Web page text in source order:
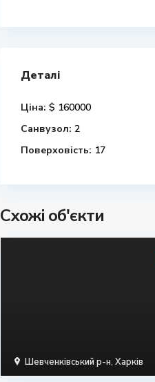
Деталі
Ціна: $ 160000
Санвузол: 2
Поверховість: 17
Схожі об'єкти
Шевченківський р-н, Харків